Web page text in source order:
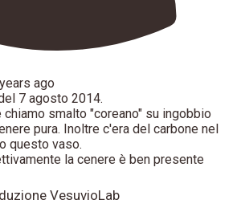
ago
7 agosto 2014.
smalto "coreano" su ingobbio
pura. Inoltre c'era del carbone nel
questo vaso.
la cenere è ben presente
VesuvioLab